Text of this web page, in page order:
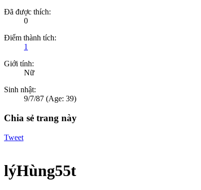
Đã được thích:
0
Điểm thành tích:
1
Giới tính:
Nữ
Sinh nhật:
9/7/87 (Age: 39)
Chia sẻ trang này
Tweet
lýHùng55t